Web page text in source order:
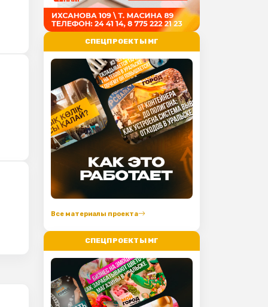
СПЕЦПРОЕКТЫ МГ
Все материалы проекта
СПЕЦПРОЕКТЫ МГ